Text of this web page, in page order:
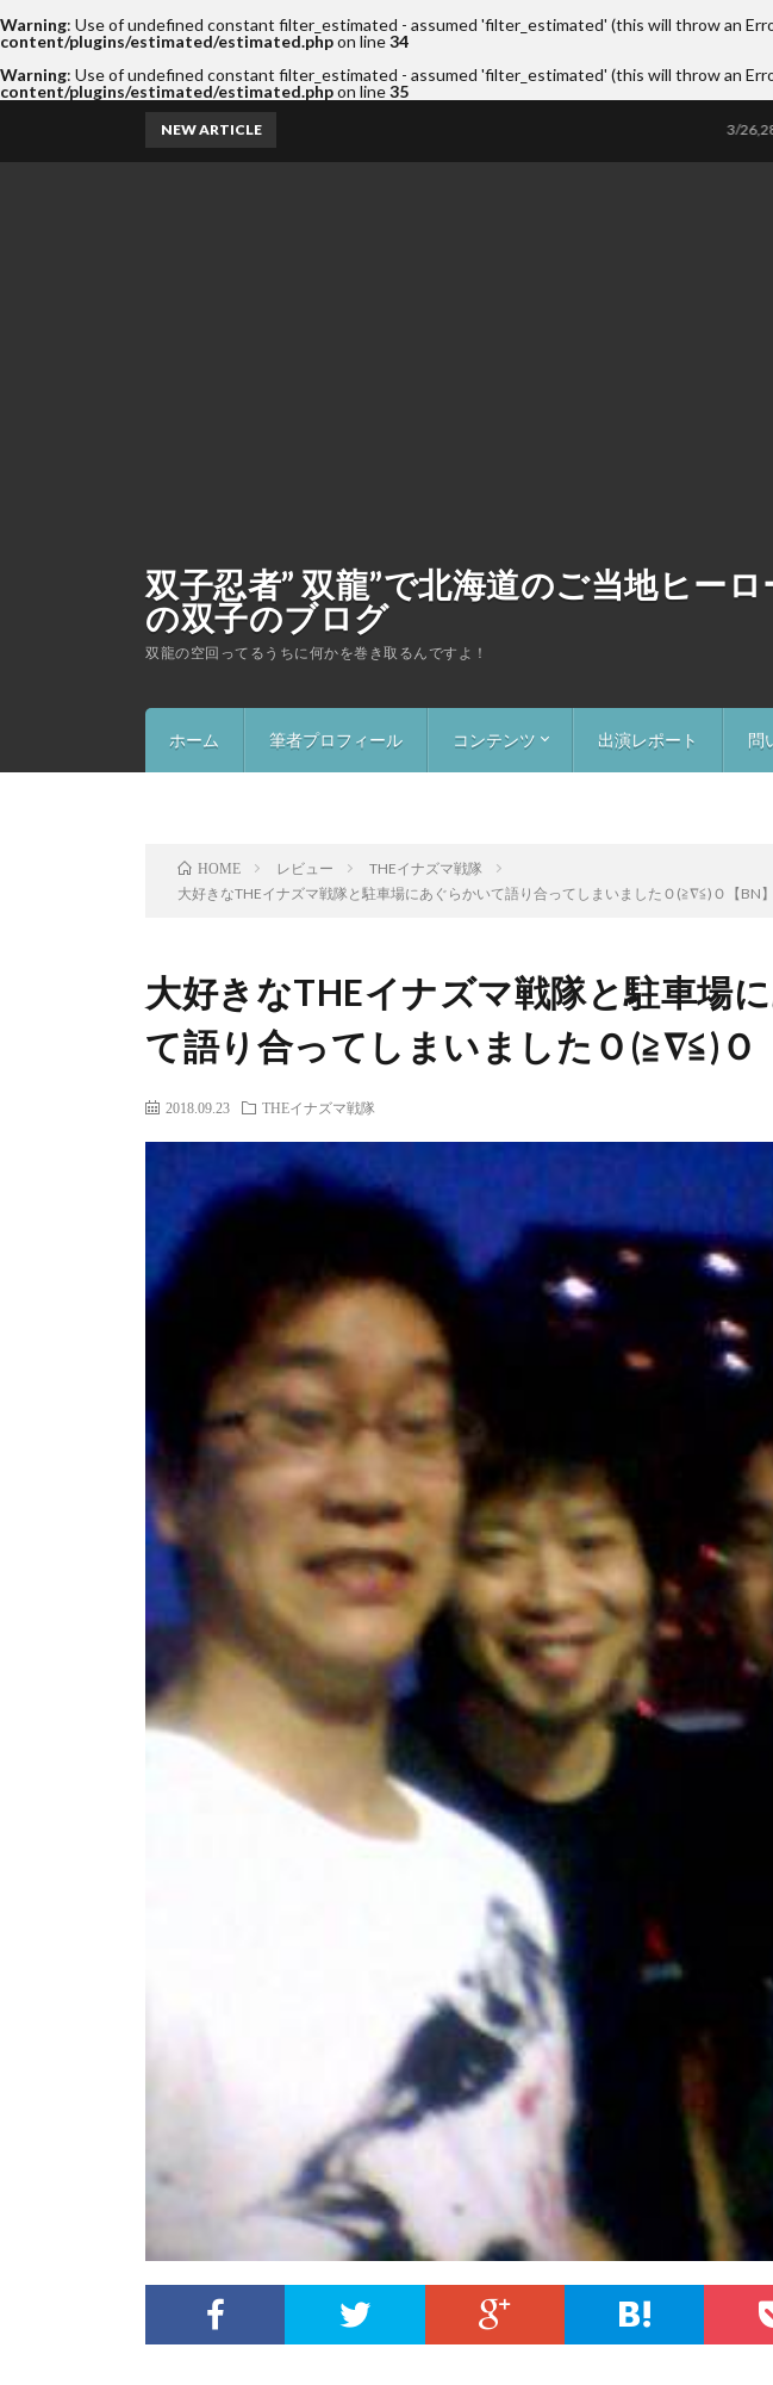
Warning: Use of undefined constant filter_estimated - assumed 'filter_estimated' (this will throw an
content/plugins/estimated/estimated.phpon line34
Warning: Use of undefined constant filter_estimated - assumed 'filter_estimated' (this will throw an
content/plugins/estimated/estimated.phpon line35
双子忍者” 双龍”で北海道のご当地ヒー
の双子のブログ
双龍の空回ってるうちに何かを巻き取るんですよ！
ホーム 筆者プロフィール コンテンツ 出演レポート 問
NEW ARTICLE 3/26,28,29「和の心
HOME レビュー
THEイナズマ戦隊
大好きなTHEイナズマ戦隊と駐車場にあぐらかいて語り合ってしまいましたＯ(≧∇≦)Ｏ【BN】
大好きなTHEイナズマ戦隊と駐車場
て語り合ってしまいましたＯ(≧∇≦)Ｏ
2018.09.23 THEイナズマ戦隊